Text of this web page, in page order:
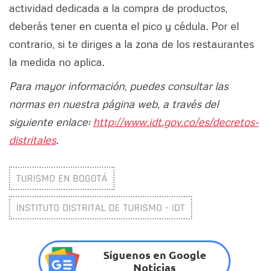
actividad dedicada a la compra de productos,
deberás tener en cuenta el pico y cédula. Por el
contrario, si te diriges a la zona de los restaurantes
la medida no aplica.
Para mayor información, puedes consultar las
normas en nuestra página web, a través del
siguiente enlace: http://www.idt.gov.co/es/decretos-
distritales.
TURISMO EN BOGOTÁ
INSTITUTO DISTRITAL DE TURISMO - IDT
Síguenos en Google
Noticias